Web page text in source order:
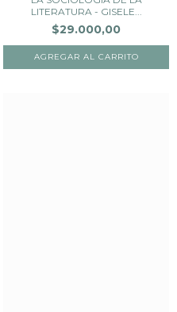
LITERATURA - GISELE...
$29.000,00